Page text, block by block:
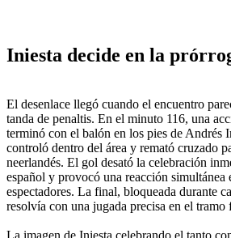
Iniesta decide en la
El desenlace llegó cuando el encuentro
tanda de penaltis. En el minuto 116, una
terminó con el balón en los pies de Andrés
controló dentro del área y remató cruzado
neerlandés. El gol desató la celebración
español y provocó una reacción simultánea
espectadores. La final, bloqueada durante
resolvía con una jugada precisa en el